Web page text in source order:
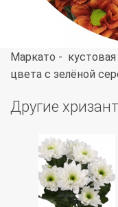
Маркато -
цвета с зелёной
Другие